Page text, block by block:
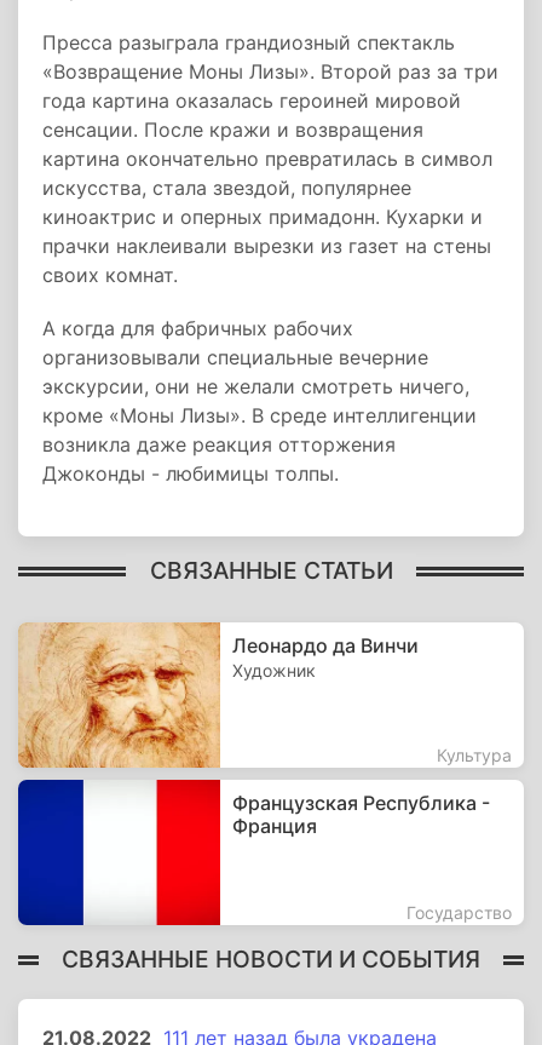
Пресса разыграла грандиозный спектакль
«Возвращение Моны Лизы». Второй раз за три
года картина оказалась героиней мировой
сенсации. После кражи и возвращения
картина окончательно превратилась в символ
искусства, стала звездой, популярнее
киноактрис и оперных примадонн. Кухарки и
прачки наклеивали вырезки из газет на стены
своих комнат.
А когда для фабричных рабочих
организовывали специальные вечерние
экскурсии, они не желали смотреть ничего,
кроме «Моны Лизы». В среде интеллигенции
возникла даже реакция отторжения
Джоконды - любимицы толпы.
СВЯЗАННЫЕ СТАТЬИ
Леонардо да Винчи
Художник
Культура
Французская Республика -
Франция
Государство
СВЯЗАННЫЕ НОВОСТИ И СОБЫТИЯ
21.08.2022 111 лет назад была украдена